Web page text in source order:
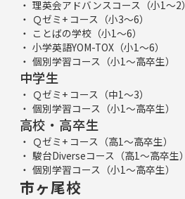
理英会アドバンスコース（小1～2）
Ｑゼミ+ コース（小3～6）
ことばの学校（小1～6）
小学英語YOM-TOX（小1～6）
個別学習コース（小1～高卒生）
中学生
Ｑゼミ+ コース（中1～3）
個別学習コース（小1～高卒生）
高校・高卒生
Ｑゼミ+ コース（高1～高卒生）
駿台Diverseコース（高1～高卒生）
個別学習コース（小1～高卒生）
市ヶ尾校